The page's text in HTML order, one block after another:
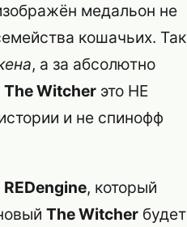
медальон не
кошачьих. Так
, а за абсолютно
The Witcher это НЕ
и не спинофф
REDengine, который
The Witcher будет